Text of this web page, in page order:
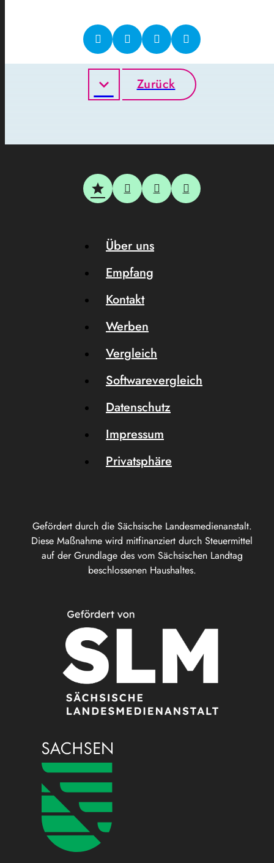
Zurück
Gefördert durch die Sächsische Landesmedienanstalt.
Diese Maßnahme wird mitfinanziert durch Steuermittel
auf der Grundlage des vom Sächsischen Landtag
beschlossenen Haushaltes.
Über uns
Empfang
Kontakt
Werben
Vergleich
Softwarevergleich
Datenschutz
Impressum
Privatsphäre